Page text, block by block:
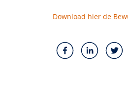
Download hier de